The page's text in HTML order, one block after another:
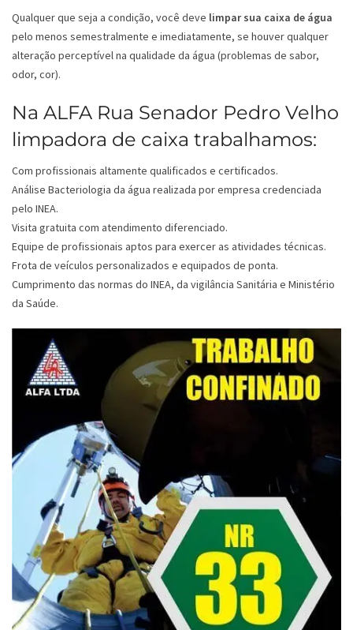
Qualquer que seja a condição, você deve limpar sua caixa de água
pelo menos semestralmente e imediatamente, se houver qualquer
alteração perceptível na qualidade da água (problemas de sabor,
odor, cor).
Na ALFA Rua Senador Pedro Velho
limpadora de caixa trabalhamos:
Com profissionais altamente qualificados e certificados.
Análise Bacteriologia da água realizada por empresa credenciada
pelo INEA.
Visita gratuita com atendimento diferenciado.
Equipe de profissionais aptos para exercer as atividades técnicas.
Frota de veículos personalizados e equipados de ponta.
Cumprimento das normas do INEA, da vigilância Sanitária e Ministério
da Saúde.